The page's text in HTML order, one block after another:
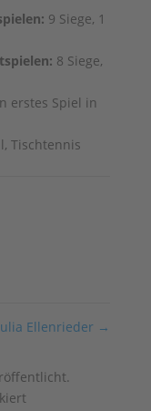
9 Siege, 1
8 Siege,
erstes Spiel in
Tischtennis
Ellenrieder →